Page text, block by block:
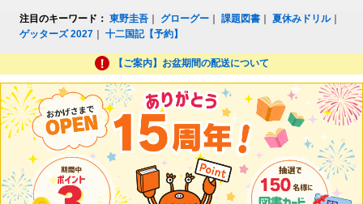
注目のキーワード： 東野圭吾 グローグー ｜課題図書 ｜夏休みドリル｜
ゲッターズ 2027 ｜十二国記【予約】
【ご案内】お盆期間の配送について